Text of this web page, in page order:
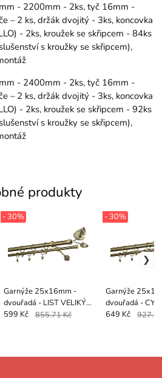
- 2200mm - 2ks, tyč 16mm -
– 2 ks, držák dvojitý - 3ks, koncovka
- 2ks, kroužek se skřipcem - 84ks
s kroužky se skřipcem),
- 2400mm - 2ks, tyč 16mm -
– 2 ks, držák dvojitý - 3ks, koncovka
- 2ks, kroužek se skřipcem - 92ks
s kroužky se skřipcem),
produkty
Garnýže 25x16mm -
dvouřadá - LIST VELIKÝ
antik
- 30%
599 Kč 855.71 Kč
Garnýže
dvouřadá -
CRYSTAL -
- 30%
649 Kč